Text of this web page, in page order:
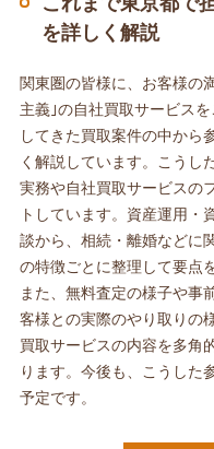
を詳しく解説
関東圏の皆様に、お客様の
主義｣の自社買取サービス
してきた買取案件の中から
く解説しています。こうし
実務や自社買取サービスの
トしています。資産運用・
談から、相続・離婚などに
の特徴ごとに整理して要点
また、無料査定の様子や事
客様との実際のやり取りの
買取サービスの内容を多角
ります。今後も、こうした
予定です。